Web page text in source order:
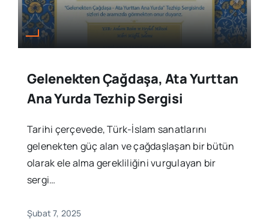
Gelenekten Çağdaşa, Ata Yurttan
Ana Yurda Tezhip Sergisi
Tarihi çerçevede, Türk-İslam sanatlarını
gelenekten güç alan ve çağdaşlaşan bir bütün
olarak ele alma gerekliliğini vurgulayan bir
sergi…
Şubat 7, 2025